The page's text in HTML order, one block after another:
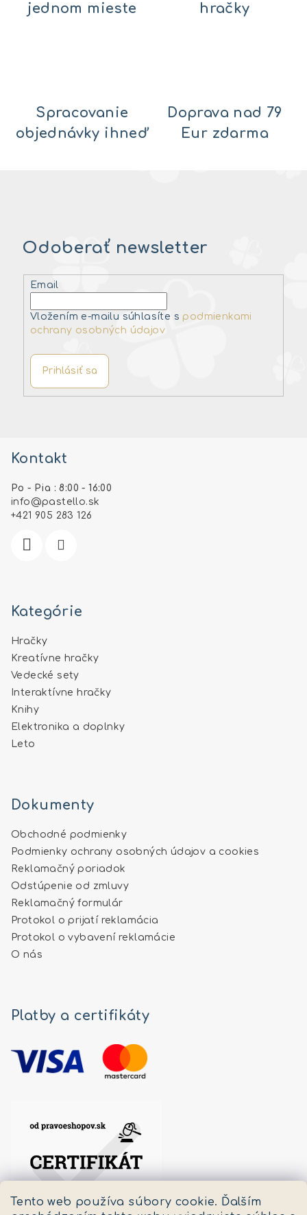
Tento web používa súbory cookie. Ďalším
jednom mieste
hračky
Spracovanie
objednávky ihneď
Doprava nad 79
Eur zdarma
Odoberať newsletter
Email
Vložením e-mailu súhlasíte s podmienkami
ochrany osobných údajov
Prihlásiť sa
Kontakt
Po - Pia : 8:00 - 16:00
info @pastello.sk
+421 905 283 126
Kategórie
Hračky
Kreatívne hračky
Vedecké sety
Interaktívne hračky
Knihy
Elektronika a doplnky
Leto
Dokumenty
Obchodné podmienky
Podmienky ochrany osobných údajov a cookies
Reklamačný poriadok
Odstúpenie od zmluvy
Reklamačný formulár
Protokol o prijatí reklamácia
Protokol o vybavení reklamácie
O nás
Platby a certifikáty